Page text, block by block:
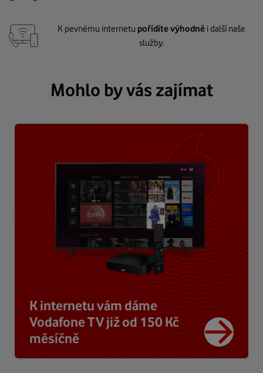
K pevnému internetu pořídíte výhodně i další naše
služby.
Mohlo by vás zajímat
K internetu vám dáme
Vodafone TV již od 150 Kč
měsíčně